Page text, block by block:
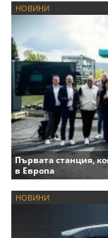
НОВИНИ
Първата станция,
в Европа
НОВИНИ